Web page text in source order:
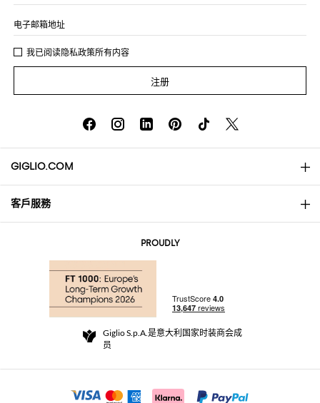
电子邮箱地址
我已阅读隐私政策所有内容
注册
GIGLIO.COM
About
Community Store
客戶服務
退货与退款
For a safe shopping experience
Security Communication
PROUDLY
Giglio S.p.A.是意大利国家时装商会成
员